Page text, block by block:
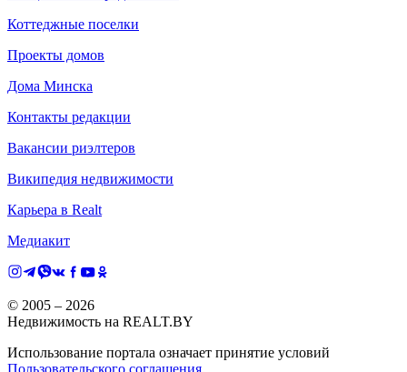
Коттеджные поселки
Проекты домов
Дома Минска
Контакты редакции
Вакансии риэлтеров
Википедия недвижимости
Карьера в Realt
Медиакит
© 2005 – 2026
Недвижимость на REALT.BY
Использование портала означает принятие условий
Пользовательского соглашения.